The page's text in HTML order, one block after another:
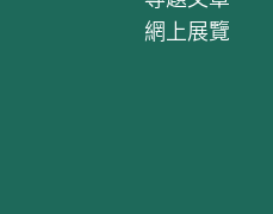
網上展覽